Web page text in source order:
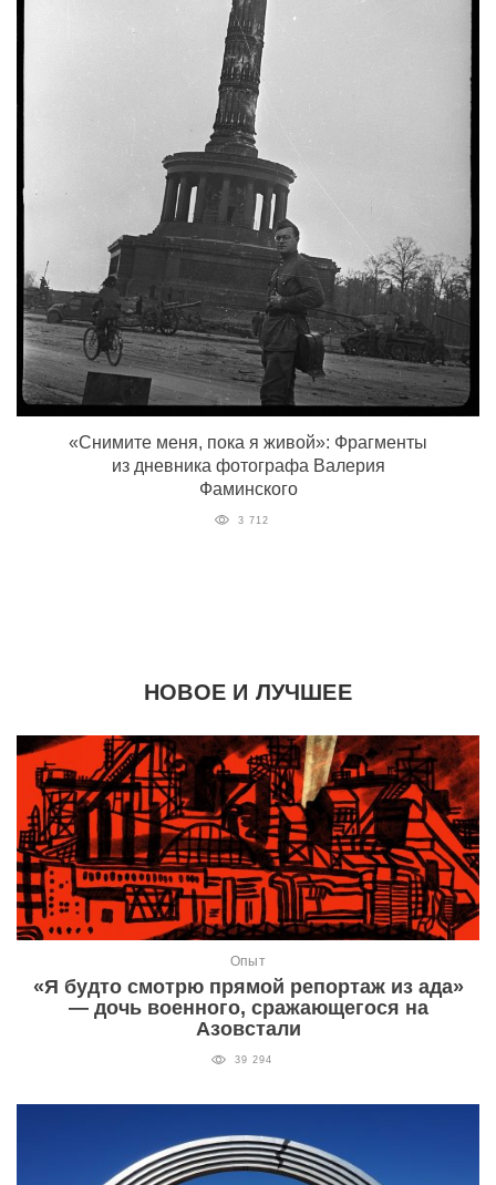
«Снимите меня, пока я живой»: Фрагменты
из дневника фотографа Валерия
Фаминского
3 712
НОВОЕ И ЛУЧШЕЕ
Опыт
«Я будто смотрю прямой репортаж из ада»
— дочь военного, сражающегося на
Азовстали
39 294